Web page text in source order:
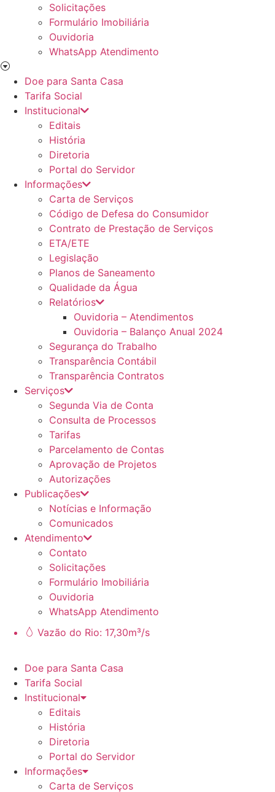
Solicitações
Formulário Imobiliária
Ouvidoria
WhatsApp Atendimento
Doe para Santa Casa
Tarifa Social
Institucional
Editais
História
Diretoria
Portal do Servidor
Informações
Carta de Serviços
Código de Defesa do Consumidor
Contrato de Prestação de Serviços
ETA/ETE
Legislação
Planos de Saneamento
Qualidade da Água
Relatórios
Ouvidoria – Atendimentos
Ouvidoria – Balanço Anual 2024
Segurança do Trabalho
Transparência Contábil
Transparência Contratos
Serviços
Segunda Via de Conta
Consulta de Processos
Tarifas
Parcelamento de Contas
Aprovação de Projetos
Autorizações
Publicações
Notícias e Informação
Comunicados
Atendimento
Contato
Solicitações
Formulário Imobiliária
Ouvidoria
WhatsApp Atendimento
Vazão do Rio: 17,30m³/s
Doe para Santa Casa
Tarifa Social
Institucional
Editais
História
Diretoria
Portal do Servidor
Informações
Carta de Serviços